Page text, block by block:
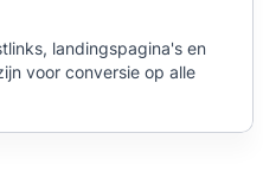
landingspagina's en
voor conversie op alle